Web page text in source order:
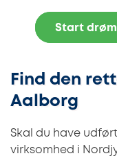
Start
Find den
Aalborg
Skal du have
virksomhed i